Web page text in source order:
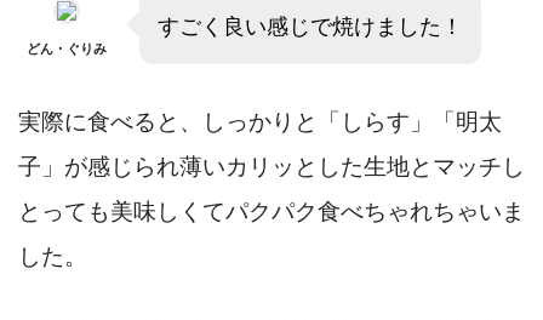
どん・ぐりみ
すごく良い感じで焼けました！
実際に食べると、しっかりと「しらす」「明太
子」が感じられ薄いカリッとした生地とマッチし
とっても美味しくてパクパク食べちゃれちゃいま
した。